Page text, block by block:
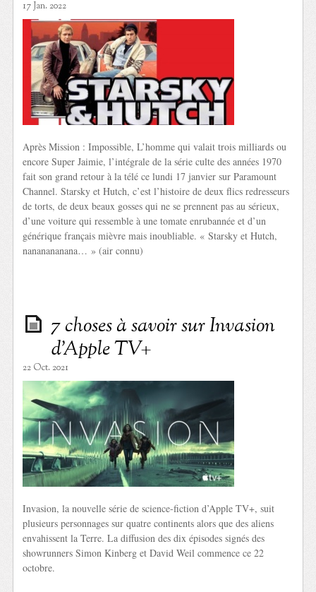
17 Jan. 2022
Après Mission : Impossible, L’homme qui valait trois milliards ou
encore Super Jaimie, l’intégrale de la série culte des années 1970
fait son grand retour à la télé ce lundi 17 janvier sur Paramount
Channel. Starsky et Hutch, c’est l’histoire de deux flics redresseurs
de torts, de deux beaux gosses qui ne se prennent pas au sérieux,
d’une voiture qui ressemble à une tomate enrubannée et d’un
générique français mièvre mais inoubliable. « Starsky et Hutch,
nananananana… » (air connu)
7 choses à savoir sur Invasion
d’Apple TV+
22 Oct. 2021
Invasion, la nouvelle série de science-fiction d’Apple TV+, suit
plusieurs personnages sur quatre continents alors que des aliens
envahissent la Terre. La diffusion des dix épisodes signés des
showrunners Simon Kinberg et David Weil commence ce 22
octobre.